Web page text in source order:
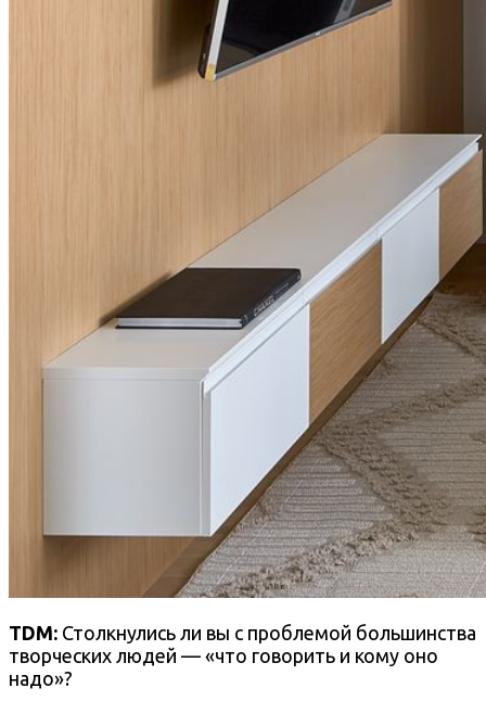
TDM: Столкнулись ли вы с проблемой большинства
творческих людей — «что говорить и кому оно
надо»?